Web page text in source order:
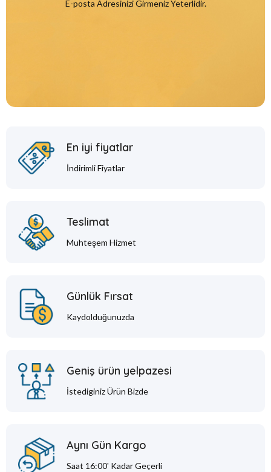
E-posta Adresinizi Girmeniz Yeterlidir.
En iyi fiyatlar
İndirimli Fiyatlar
Teslimat
Muhteşem Hizmet
Günlük Fırsat
Kaydolduğunuzda
Geniş ürün yelpazesi
İstediginiz Ürün Bizde
Aynı Gün Kargo
Saat 16:00' Kadar Geçerli